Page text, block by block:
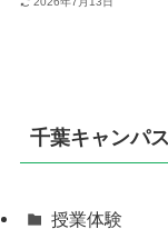
千葉キャンパ
授業体験